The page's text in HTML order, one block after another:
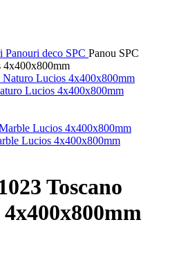
Panouri deco SPC Panou SPC
4x400x800mm
Lucios 4x400x800mm
Lucios 4x400x800mm
Toscano